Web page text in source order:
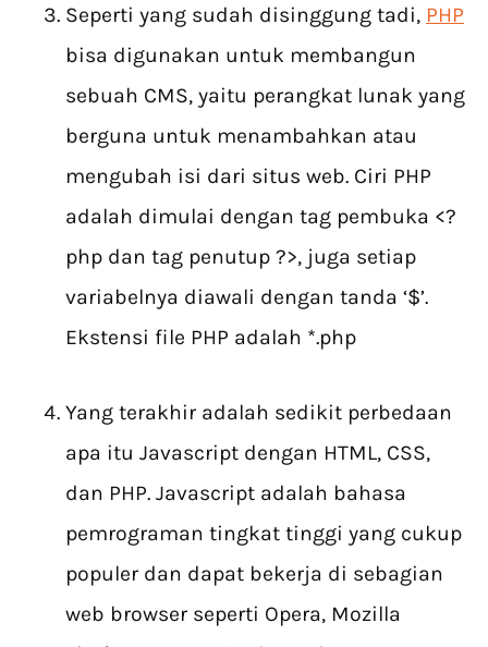
Seperti yang sudah disinggung tadi, PHP
bisa digunakan untuk membangun
sebuah CMS, yaitu perangkat lunak yang
berguna untuk menambahkan atau
mengubah isi dari situs web. Ciri PHP
adalah dimulai dengan tag pembuka <?
php dan tag penutup ?>, juga setiap
variabelnya diawali dengan tanda ‘$’.
Ekstensi file PHP adalah *.php
Yang terakhir adalah sedikit perbedaan
apa itu Javascript dengan HTML, CSS,
dan PHP. Javascript adalah bahasa
pemrograman tingkat tinggi yang cukup
populer dan dapat bekerja di sebagian
web browser seperti Opera, Mozilla